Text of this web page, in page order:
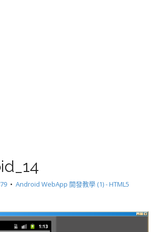
• Android WebApp 開發教學 (1) - HTML5